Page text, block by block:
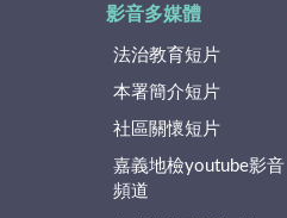
影音多媒體
法治教育短片
本署簡介短片
社區關懷短片
嘉義地檢youtube影音
頻道